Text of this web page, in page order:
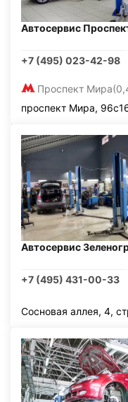
Автосервис
+7 (495) 023-42-98
Проспект Мира
проспект Мира,
Автосервис
+7 (495) 431-00-33
Сосновая аллея, 4,